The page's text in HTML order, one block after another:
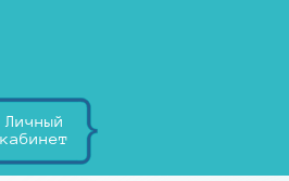
Личный
кабинет